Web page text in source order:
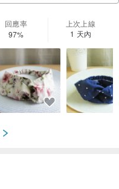
回應率
97%
上次上線
1 天內